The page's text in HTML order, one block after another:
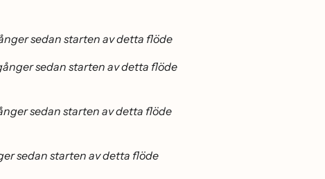
sedan starten av detta flöde
sedan starten av detta flöde
sedan starten av detta flöde
sedan starten av detta flöde